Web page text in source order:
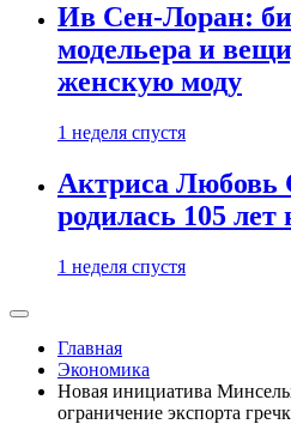
Ив Сен-Лоран:
модельера и
женскую моду
1 неделя спустя
Актриса Любовь
родилась 105 лет
1 неделя спустя
Главная
Экономика
Новая инициатива
ограничение экспорта